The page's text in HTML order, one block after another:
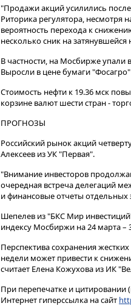
"Продажи акций усилились
Риторика регулятора, несмотря
вероятность перехода к
несколько сник на
В частности, на Мосбирже упали
Выросли в цене бумаги
Стоимость нефти к 19.36 мск
корзине валют шести стран -
ПРОГНОЗЫ
Российский рынок акций
Алексеев из УК "Первая".
"Внимание инвесторов
очередная встреча делегаций
и финансовые отчеты отдельных
Шепелев из "БКС Мир
индексу Мосбиржи на 24 марта –
Перспектива сохранения
недели может привести к
считает Елена Кожухова из ИК
При перепечатке и цитировании
Интернет гиперссылка на сайт